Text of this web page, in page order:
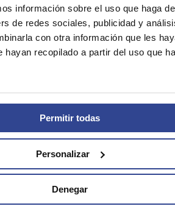
información sobre el uso que haga
de redes sociales, publicidad y
con otra información que les
hayan recopilado a partir del uso que
Permitir todas
Personalizar
Denegar